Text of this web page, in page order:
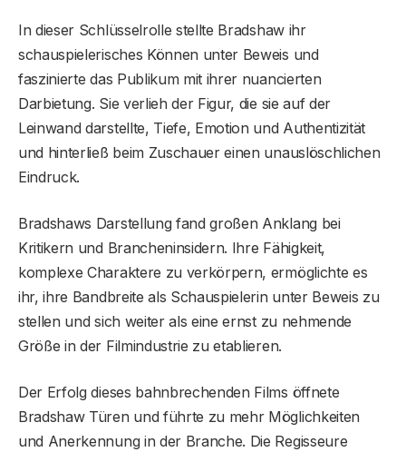
In dieser Schlüsselrolle stellte Bradshaw ihr
schauspielerisches Können unter Beweis und
faszinierte das Publikum mit ihrer nuancierten
Darbietung. Sie verlieh der Figur, die sie auf der
Leinwand darstellte, Tiefe, Emotion und Authentizität
und hinterließ beim Zuschauer einen unauslöschlichen
Eindruck.
Bradshaws Darstellung fand großen Anklang bei
Kritikern und Brancheninsidern. Ihre Fähigkeit,
komplexe Charaktere zu verkörpern, ermöglichte es
ihr, ihre Bandbreite als Schauspielerin unter Beweis zu
stellen und sich weiter als eine ernst zu nehmende
Größe in der Filmindustrie zu etablieren.
Der Erfolg dieses bahnbrechenden Films öffnete
Bradshaw Türen und führte zu mehr Möglichkeiten
und Anerkennung in der Branche. Die Regisseure